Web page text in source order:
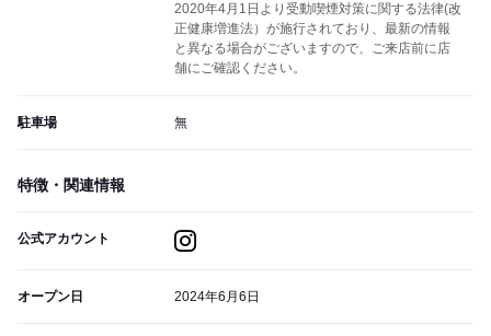
2020年4月1日より受動喫煙対策に関する法律(改
正健康増進法）が施行されており、最新の情報
と異なる場合がございますので、ご来店前に店
舗にご確認ください。
駐車場 無
特徴・関連情報
公式アカウント
オープン日 2024年6月6日